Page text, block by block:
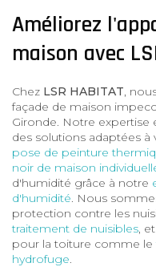
Améliorez
maison avec
Chez LSR HABITAT,
façade de maison
Gironde. Notre
des solutions adaptées
pose de peinture
noir de maison
d'humidité grâce à notre
d'humidité. Nous
protection contre les
traitement de nuisibles,
pour la toiture comme le
hydrofuge.